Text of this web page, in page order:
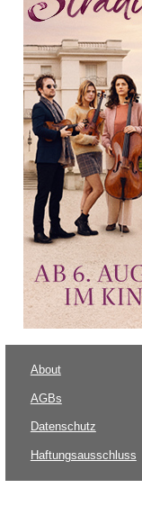
About
AGBs
Datenschutz
Haftungsausschluss